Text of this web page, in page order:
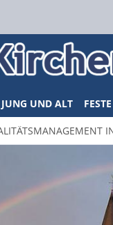
JUNG UND ALT